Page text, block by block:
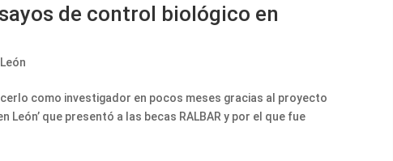
de control biológico en
como investigador en pocos meses gracias al proyecto
que presentó a las becas RALBAR y por el que fue